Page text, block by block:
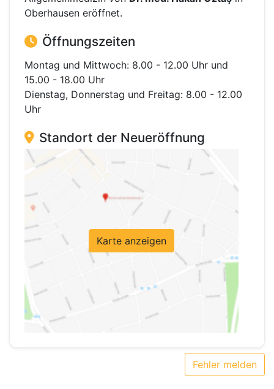
Oberhausen eröffnet.
Öffnungszeiten
Montag und Mittwoch: 8.00 - 12.00 Uhr und
15.00 - 18.00 Uhr
Dienstag, Donnerstag und Freitag: 8.00 - 12.00
Uhr
Standort der Neueröffnung
Karte anzeigen
Fehler melden